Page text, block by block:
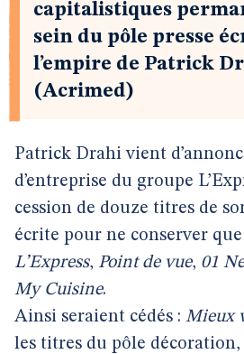
capitalistiques
sein du pôle presse
l’empire de Patrick
(Acrimed)
Patrick Drahi vient
d’entreprise du groupe
cession de douze titres de
écrite pour ne conserver que
L’Express, Point de vue, 01
My Cuisine.
Ainsi seraient cédés : Mieux
les titres du pôle décoration,